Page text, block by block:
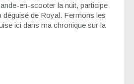
en-scooter la nuit, participe
déguisé de Royal. Fermons les
ici dans ma chronique sur la